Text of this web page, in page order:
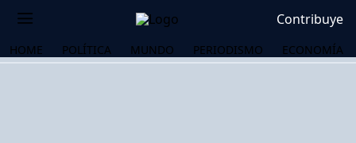
Contribuye
HOME POLÍTICA MUNDO PERIODISMO ECONOMÍA